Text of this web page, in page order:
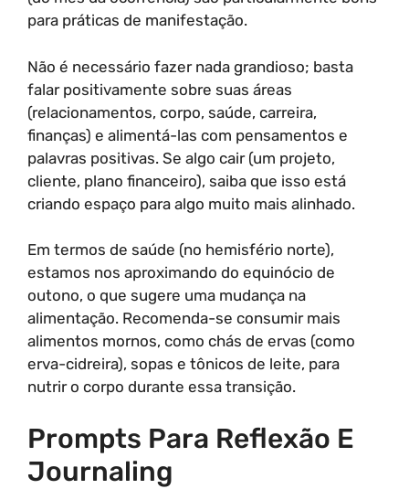
para práticas de manifestação.
Não é necessário fazer nada grandioso; basta
falar positivamente sobre suas áreas
(relacionamentos, corpo, saúde, carreira,
finanças) e alimentá-las com pensamentos e
palavras positivas. Se algo cair (um projeto,
cliente, plano financeiro), saiba que isso está
criando espaço para algo muito mais alinhado.
Em termos de saúde (no hemisfério norte),
estamos nos aproximando do equinócio de
outono, o que sugere uma mudança na
alimentação. Recomenda-se consumir mais
alimentos mornos, como chás de ervas (como
erva-cidreira), sopas e tônicos de leite, para
nutrir o corpo durante essa transição.
Prompts Para Reflexão E
Journaling